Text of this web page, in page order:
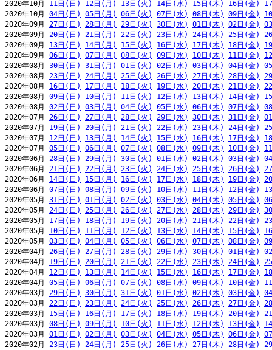
2020年10月 11日(日) 12日(月) 13日(火) 14日(水) 15日(木) 16日(金)
2020年10月 04日(日) 05日(月) 06日(火) 07日(水) 08日(木) 09日(金)
2020年09月 27日(日) 28日(月) 29日(火) 30日(水) 01日(木) 02日(金)
2020年09月 20日(日) 21日(月) 22日(火) 23日(水) 24日(木) 25日(金)
2020年09月 13日(日) 14日(月) 15日(火) 16日(水) 17日(木) 18日(金)
2020年09月 06日(日) 07日(月) 08日(火) 09日(水) 10日(木) 11日(金)
2020年08月 30日(日) 31日(月) 01日(火) 02日(水) 03日(木) 04日(金)
2020年08月 23日(日) 24日(月) 25日(火) 26日(水) 27日(木) 28日(金)
2020年08月 16日(日) 17日(月) 18日(火) 19日(水) 20日(木) 21日(金)
2020年08月 09日(日) 10日(月) 11日(火) 12日(水) 13日(木) 14日(金)
2020年08月 02日(日) 03日(月) 04日(火) 05日(水) 06日(木) 07日(金)
2020年07月 26日(日) 27日(月) 28日(火) 29日(水) 30日(木) 31日(金)
2020年07月 19日(日) 20日(月) 21日(火) 22日(水) 23日(木) 24日(金)
2020年07月 12日(日) 13日(月) 14日(火) 15日(水) 16日(木) 17日(金)
2020年07月 05日(日) 06日(月) 07日(火) 08日(水) 09日(木) 10日(金)
2020年06月 28日(日) 29日(月) 30日(火) 01日(水) 02日(木) 03日(金)
2020年06月 21日(日) 22日(月) 23日(火) 24日(水) 25日(木) 26日(金)
2020年06月 14日(日) 15日(月) 16日(火) 17日(水) 18日(木) 19日(金)
2020年06月 07日(日) 08日(月) 09日(火) 10日(水) 11日(木) 12日(金)
2020年05月 31日(日) 01日(月) 02日(火) 03日(水) 04日(木) 05日(金)
2020年05月 24日(日) 25日(月) 26日(火) 27日(水) 28日(木) 29日(金)
2020年05月 17日(日) 18日(月) 19日(火) 20日(水) 21日(木) 22日(金)
2020年05月 10日(日) 11日(月) 12日(火) 13日(水) 14日(木) 15日(金)
2020年05月 03日(日) 04日(月) 05日(火) 06日(水) 07日(木) 08日(金)
2020年04月 26日(日) 27日(月) 28日(火) 29日(水) 30日(木) 01日(金)
2020年04月 19日(日) 20日(月) 21日(火) 22日(水) 23日(木) 24日(金)
2020年04月 12日(日) 13日(月) 14日(火) 15日(水) 16日(木) 17日(金)
2020年04月 05日(日) 06日(月) 07日(火) 08日(水) 09日(木) 10日(金)
2020年03月 29日(日) 30日(月) 31日(火) 01日(水) 02日(木) 03日(金)
2020年03月 22日(日) 23日(月) 24日(火) 25日(水) 26日(木) 27日(金)
2020年03月 15日(日) 16日(月) 17日(火) 18日(水) 19日(木) 20日(金)
2020年03月 08日(日) 09日(月) 10日(火) 11日(水) 12日(木) 13日(金)
2020年03月 01日(日) 02日(月) 03日(火) 04日(水) 05日(木) 06日(金)
2020年02月 23日(日) 24日(月) 25日(火) 26日(水) 27日(木) 28日(金)